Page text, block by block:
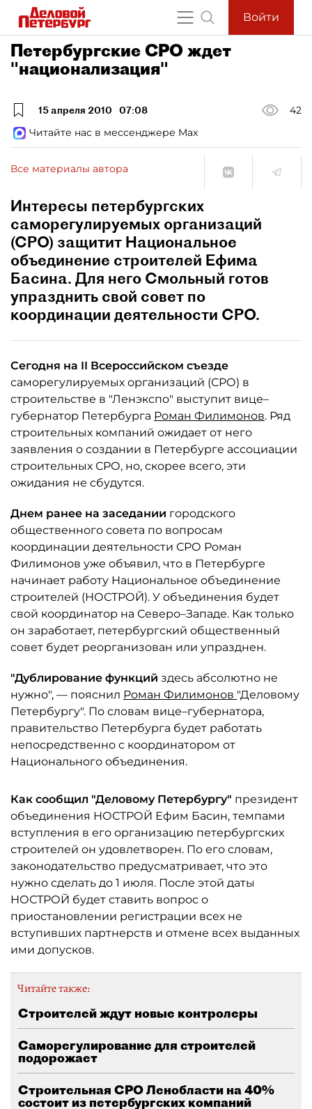
Войти
Петербургские СРО ждет
"национализация"
15 апреля 2010 07:08
42
Читайте нас в мессенджере Max
Все материалы автора
Интересы петербургских
саморегулируемых организаций
(СРО) защитит Национальное
объединение строителей Ефима
Басина. Для него Смольный готов
упразднить свой совет по
координации деятельности СРО.
Сегодня на II Всероссийском съезде
саморегулируемых организаций (СРО) в
строительстве в "Ленэкспо" выступит вице–
губернатор Петербурга Роман Филимонов. Ряд
строительных компаний ожидает от него
заявления о создании в Петербурге ассоциации
строительных СРО, но, скорее всего, эти
ожидания не сбудутся.
Днем ранее на заседании городского
общественного совета по вопросам
координации деятельности СРО Роман
Филимонов уже объявил, что в Петербурге
начинает работу Национальное объединение
строителей (НОСТРОЙ). У объединения будет
свой координатор на Северо–Западе. Как только
он заработает, петербургский общественный
совет будет реорганизован или упразднен.
"Дублирование функций здесь абсолютно не
нужно", — пояснил Роман Филимонов "Деловому
Петербургу". По словам вице–губернатора,
правительство Петербурга будет работать
непосредственно с координатором от
Национального объединения.
Как сообщил "Деловому Петербургу" президент
объединения НОСТРОЙ Ефим Басин, темпами
вступления в его организацию петербургских
строителей он удовлетворен. По его словам,
законодательство предусматривает, что это
нужно сделать до 1 июля. После этой даты
НОСТРОЙ будет ставить вопрос о
приостановлении регистрации всех не
вступивших партнерств и отмене всех выданных
ими допусков.
Читайте также:
Строителей ждут новые контролеры
Саморегулирование для строителей
подорожает
Строительная СРО Ленобласти на 40%
состоит из петербургских компаний